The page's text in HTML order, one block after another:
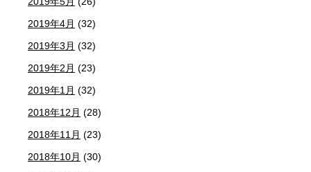
2019年4月 (32)
2019年3月 (32)
2019年2月 (23)
2019年1月 (32)
2018年12月 (28)
2018年11月 (23)
2018年10月 (30)